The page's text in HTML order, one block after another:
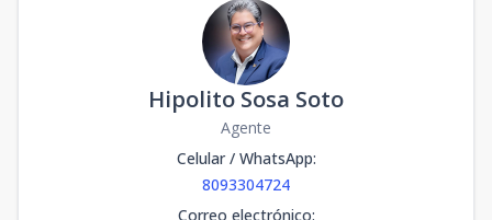
Hipolito Sosa Soto
Agente
Celular / WhatsApp:
8093304724
Correo electrónico: